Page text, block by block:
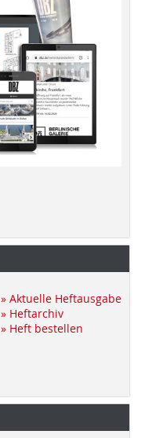
» Aktuelle Heftausgabe
» Heftarchiv
» Heft bestellen